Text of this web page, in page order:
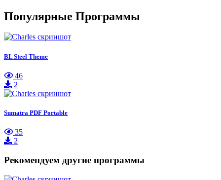
Популярные Программы
BL Steel Theme
46
2
Sumatra PDF Portable
35
2
Рекомендуем другие программы